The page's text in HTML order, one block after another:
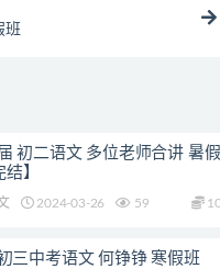
班
初二语文 多位老师合讲 暑假
】
2024-03-26 59
三中考语文 何铮铮 寒假班